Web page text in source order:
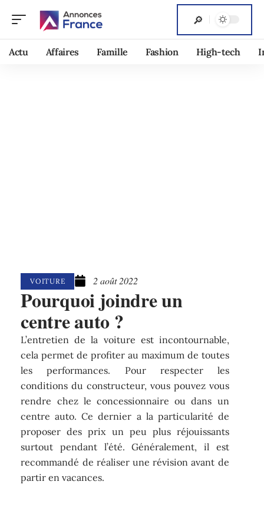
Actu Affaires Famille Fashion High-tech
VOITURE 2 août 2022
Pourquoi joindre un
centre auto ?
L’entretien de la voiture est incontournable,
cela permet de profiter au maximum de toutes
les performances. Pour respecter les
conditions du constructeur, vous pouvez vous
rendre chez le concessionnaire ou dans un
centre auto. Ce dernier a la particularité de
proposer des prix un peu plus réjouissants
surtout pendant l’été. Généralement, il est
recommandé de réaliser une révision avant de
partir en vacances.